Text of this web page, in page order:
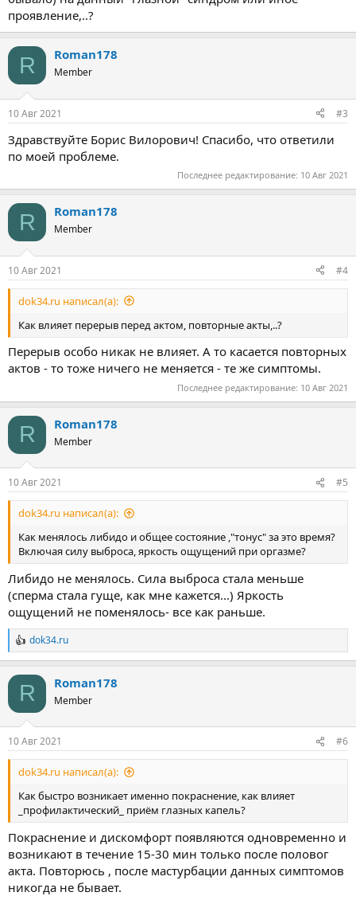
проявление,..?
R Roman178
Member
10 Авг 2021 #3
Здравствуйте Борис Вилорович! Спасибо, что ответили
по моей проблеме.
Последнее редактирование: 10 Авг 2021
R Roman178
Member
10 Авг 2021 #4
dok34.ru написал(а):
Как влияет перерыв перед актом, повторные акты,..?
Перерыв особо никак не влияет. А то касается повторных
актов - то тоже ничего не меняется - те же симптомы.
Последнее редактирование: 10 Авг 2021
R Roman178
Member
10 Авг 2021 #5
dok34.ru написал(а):
Как менялось либидо и общее состояние ,"тонус" за это время?
Включая силу выброса, яркость ощущений при оргазме?
Либидо не менялось. Сила выброса стала меньше
(сперма стала гуще, как мне кажется...) Яркость
ощущений не поменялось- все как раньше.
Р
е
и
dok34.ru
R Roman178
Member
10 Авг 2021 #6
dok34.ru написал(а):
Как быстро возникает именно покраснение, как влияет
_профилактический_ приём глазных капель?
Покраснение и дискомфорт появляются одновременно и
возникают в течение 15-30 мин только после половог
акта. Повторюсь , после мастурбации данных симптомов
никогда не бывает.